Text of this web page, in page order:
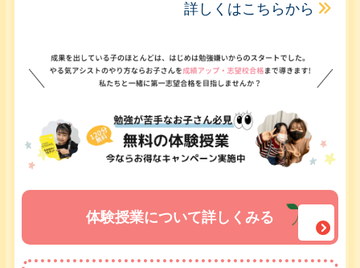
詳しくはこちらから
体験授業について詳しくみる